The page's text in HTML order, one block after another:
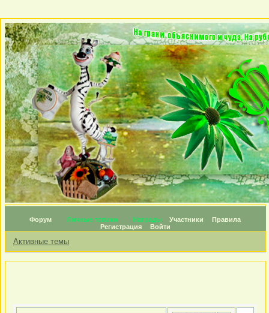
Форум Личные топики Награды Участники
Правила
Регистрация
Войти
Активные темы